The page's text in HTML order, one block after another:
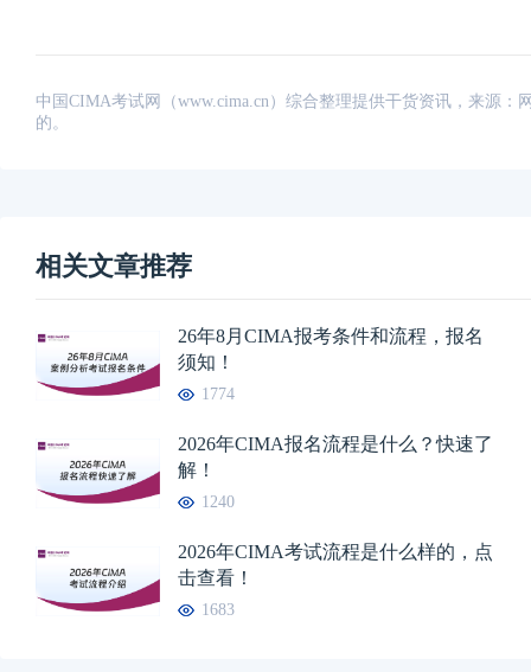
中国CIMA考试网（www.cima.cn）综合整理提供干货资讯，来源
的。
相关文章推荐
26年8月CIMA报考条件和流程，报名
须知！
1774
2026年CIMA报名流程是什么？快速了
解！
1240
2026年CIMA考试流程是什么样的，点
击查看！
1683